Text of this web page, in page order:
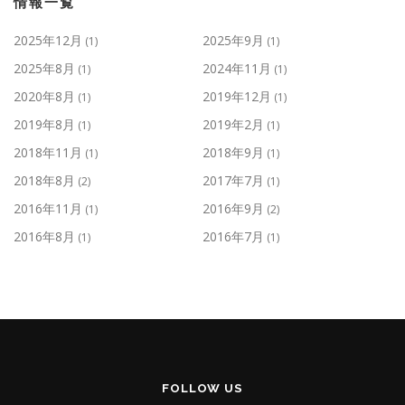
2025年12月 (1) 2025年9月 (1)
2025年8月 (1) 2024年11月 (1)
2020年8月 (1) 2019年12月 (1)
2019年8月 (1) 2019年2月 (1)
2018年11月 (1) 2018年9月 (1)
2018年8月 (2) 2017年7月 (1)
2016年11月 (1) 2016年9月 (2)
2016年8月 (1) 2016年7月 (1)
FOLLOW US